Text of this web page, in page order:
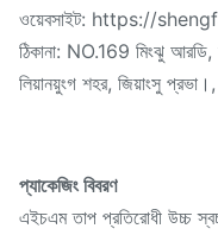
ওয়েবসাইট: https://
ঠিকানা: NO.169 মিংঝু
লিয়ানয়ুংগ শহর, জিয়াংসু
প্যাকেজিং বিবরণ
এইচএম তাপ প্রতিরোধী উচ্চ